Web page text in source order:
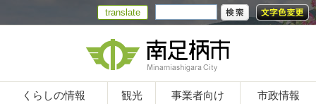
translate
くらしの情報 観光 事業者向け 市政情報